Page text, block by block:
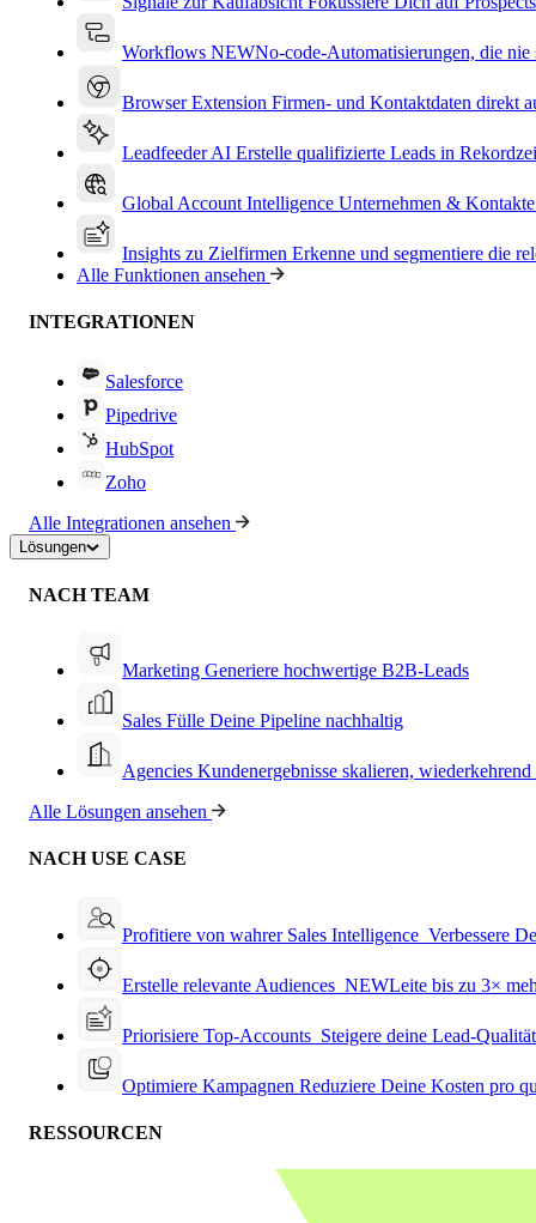
Workflows NEWNo-code-Automatisierungen, die nie
Browser Extension Firmen- und Kontaktdaten direkt
Leadfeeder AI Erstelle qualifizierte Leads in
Global Account Intelligence Unternehmen &
Insights zu Zielfirmen Erkenne und segmentiere die
Alle Funktionen ansehen
INTEGRATIONEN
Salesforce
Pipedrive
HubSpot
Zoho
Alle Integrationen ansehen
Lösungen
NACH TEAM
Marketing Generiere hochwertige B2B-Leads
Sales Fülle Deine Pipeline nachhaltig
Agencies Kundenergebnisse skalieren,
Alle Lösungen ansehen
NACH USE CASE
Profitiere von wahrer Sales Intelligence Verbessere
Erstelle relevante Audiences NEWLeite bis zu 3×
Priorisiere Top-Accounts Steigere deine Lead-
Optimiere Kampagnen Reduziere Deine Kosten pro
RESSOURCEN